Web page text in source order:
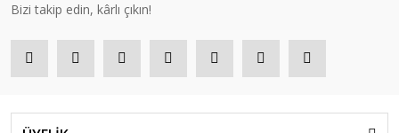
Bizi takip edin, kârlı çıkın!